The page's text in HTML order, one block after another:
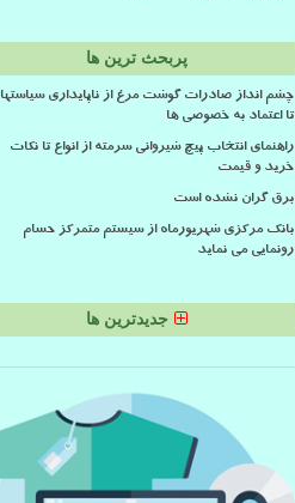
پربحث ترین ها
چشم انداز صادرات گوشت مرغ از ناپایداری سیاستها
تا اعتماد به خصوصی ها
راهنمای انتخاب پیچ شیروانی سرمته از انواع تا نکات
خرید و قیمت
برق گران نشده است
بانک مرکزی شهریورماه از سیستم متمرکز حسام
رونمایی می نماید
جدیدترین ها